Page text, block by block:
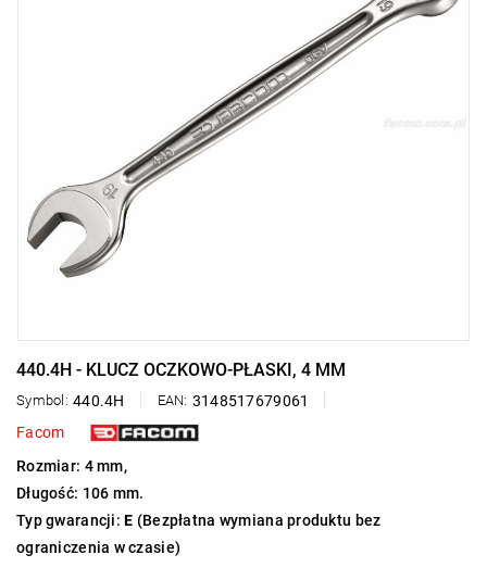
440.4H - KLUCZ OCZKOWO-PŁASKI, 4 MM
Symbol: 440.4H EAN: 3148517679061
Facom
Rozmiar: 4 mm,
Długość: 106 mm.
Typ gwarancji:E (Bezpłatna wymiana produktu bez
ograniczenia w czasie)